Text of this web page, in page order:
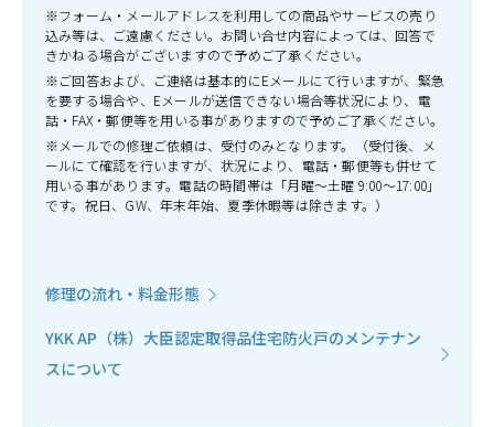
※フォーム・メールアドレスを利用しての商品やサービスの売り
込み等は、ご遠慮ください。お問い合せ内容によっては、回答で
きかねる場合がございますので予めご了承ください。
※ご回答および、ご連絡は基本的にEメールにて行いますが、緊急
を要する場合や、Eメールが送信できない場合等状況により、電
話・FAX・郵便等を用いる事がありますので予めご了承ください。
※メールでの修理ご依頼は、受付のみとなります。（受付後、メ
ールにて確認を行いますが、状況により、電話・郵便等も併せて
用いる事があります。電話の時間帯は「月曜～土曜 9:00～17:00」
です。祝日、GW、年末年始、夏季休暇等は除きます。）
修理の流れ・料金形態
YKK AP（株）大臣認定取得品住宅防火戸のメンテナン
スについて